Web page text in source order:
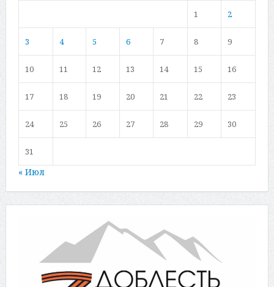
1 2
3 4 5 6 7 8 9
10 11 12 13 14 15 16
17 18 19 20 21 22 23
24 25 26 27 28 29 30
31
« Июл